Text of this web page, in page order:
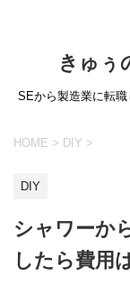
きゅぅ
SEから製造業に転職
HOME > DIY >
DIY
シャワーか
したら費用